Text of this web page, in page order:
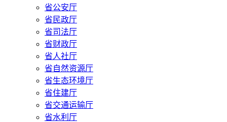
省公安厅
省民政厅
省司法厅
省财政厅
省人社厅
省自然资源厅
省生态环境厅
省住建厅
省交通运输厅
省水利厅